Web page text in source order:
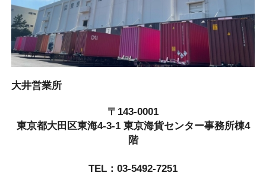
大井営業所
〒143-0001
東京都大田区東海4-3-1 東京海貨センター事務所棟4
階
TEL：03-5492-7251